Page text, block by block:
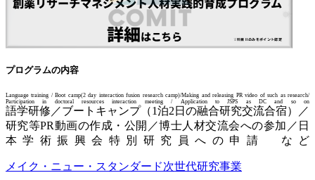
プログラムの内容
語学研修／ブートキャンプ（1泊2日の融合研究交流合宿）／
研究等PR動画の作成・公開／博士人材交流会への参加／日
本学術振興会特別研究員への申請 など
Language training / Boot camp(2 day interaction fusion research camp)/Making and releasing PR video of such as research/
Participation in doctoral resources interaction meeting / Application to JSPS as DC and so on
メイク・ニュー・スタンダード次世代研究事業